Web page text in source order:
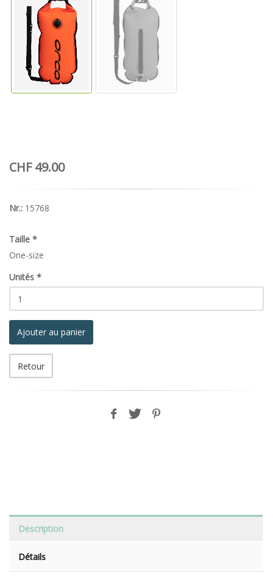
CHF 49.00
Nr.: 15768
Taille *
One-size
Unités *
Ajouter au panier
Retour
Description
Détails